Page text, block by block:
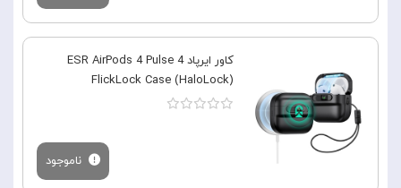
کاور ایرپاد 4 ESR AirPods 4 Pulse
FlickLock Case (HaloLock)
ناموجود